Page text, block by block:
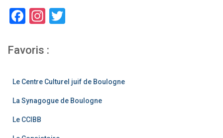
F
c
b
o
o
k
In
a
a
m
Favoris :
Le Centre Culturel juif de Boulogne
La Synagogue de Boulogne
Le CCIBB